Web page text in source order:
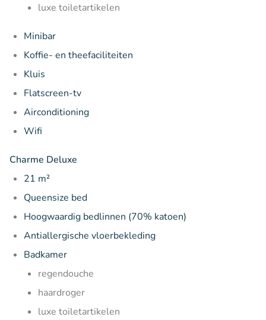
luxe toiletartikelen
Minibar
Koffie- en theefaciliteiten
Kluis
Flatscreen-tv
Airconditioning
Wifi
Charme Deluxe
21 m²
Queensize bed
Hoogwaardig bedlinnen (70% katoen)
Antiallergische vloerbekleding
Badkamer
regendouche
haardroger
luxe toiletartikelen